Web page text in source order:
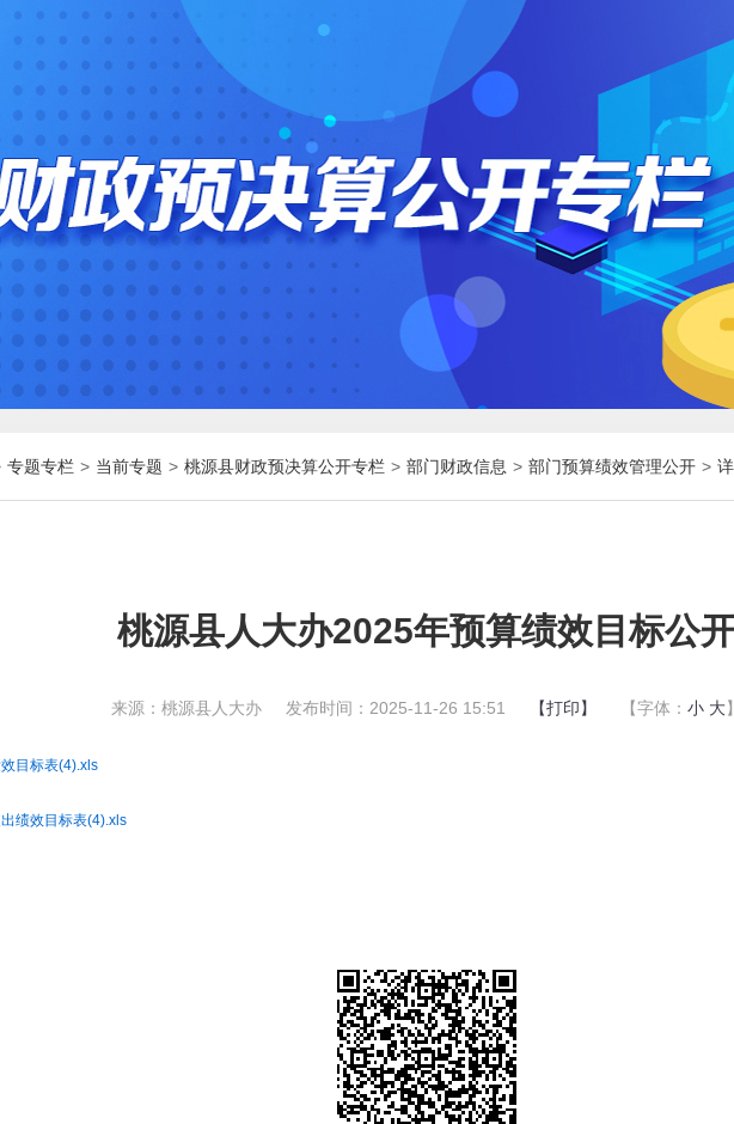
专题专栏 > 当前专题 > 桃源县财政预决算公开专栏 > 部门财政信息 > 部门预算绩效管理公开 >
桃源县人大办2025年预算绩效目标公
来源：桃源县人大办 发布时间：2025-11-26 15:51 【打印】 【字体： 小 大】
目标表(4).xls
绩效目标表(4).xls